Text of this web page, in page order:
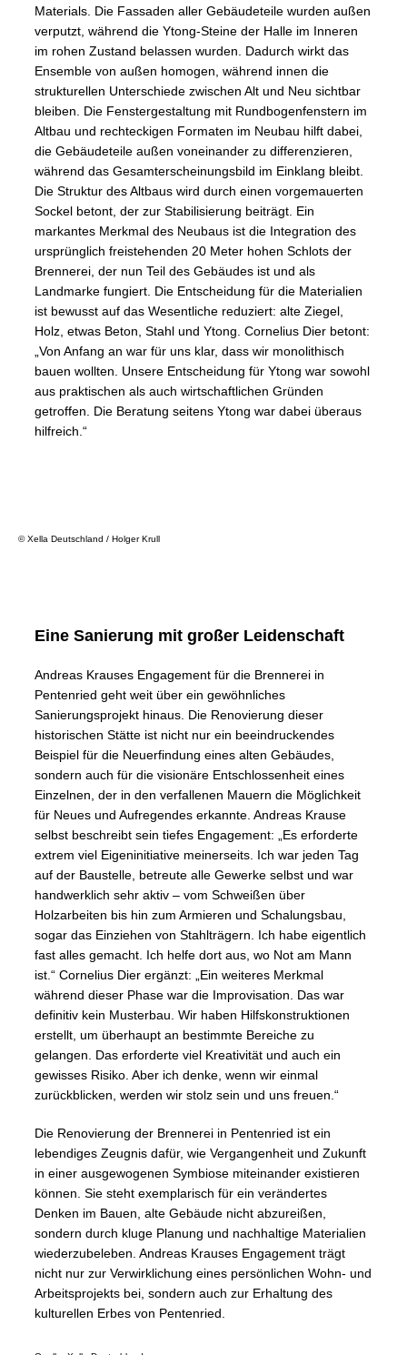
Materials. Die Fassaden aller Gebäudeteile wurden außen
verputzt, während die Ytong-Steine der Halle im Inneren
im rohen Zustand belassen wurden. Dadurch wirkt das
Ensemble von außen homogen, während innen die
strukturellen Unterschiede zwischen Alt und Neu sichtbar
bleiben. Die Fenstergestaltung mit Rundbogenfenstern im
Altbau und rechteckigen Formaten im Neubau hilft dabei,
die Gebäudeteile außen voneinander zu differenzieren,
während das Gesamterscheinungsbild im Einklang bleibt.
Die Struktur des Altbaus wird durch einen vorgemauerten
Sockel betont, der zur Stabilisierung beiträgt. Ein
markantes Merkmal des Neubaus ist die Integration des
ursprünglich freistehenden 20 Meter hohen Schlots der
Brennerei, der nun Teil des Gebäudes ist und als
Landmarke fungiert. Die Entscheidung für die Materialien
ist bewusst auf das Wesentliche reduziert: alte Ziegel,
Holz, etwas Beton, Stahl und Ytong. Cornelius Dier betont:
„Von Anfang an war für uns klar, dass wir monolithisch
bauen wollten. Unsere Entscheidung für Ytong war sowohl
aus praktischen als auch wirtschaftlichen Gründen
getroffen. Die Beratung seitens Ytong war dabei überaus
hilfreich.“
© Xella Deutschland / Holger Krull
Eine Sanierung mit großer Leidenschaft
Andreas Krauses Engagement für die Brennerei in
Pentenried geht weit über ein gewöhnliches
Sanierungsprojekt hinaus. Die Renovierung dieser
historischen Stätte ist nicht nur ein beeindruckendes
Beispiel für die Neuerfindung eines alten Gebäudes,
sondern auch für die visionäre Entschlossenheit eines
Einzelnen, der in den verfallenen Mauern die Möglichkeit
für Neues und Aufregendes erkannte. Andreas Krause
selbst beschreibt sein tiefes Engagement: „Es erforderte
extrem viel Eigeninitiative meinerseits. Ich war jeden Tag
auf der Baustelle, betreute alle Gewerke selbst und war
handwerklich sehr aktiv – vom Schweißen über
Holzarbeiten bis hin zum Armieren und Schalungsbau,
sogar das Einziehen von Stahlträgern. Ich habe eigentlich
fast alles gemacht. Ich helfe dort aus, wo Not am Mann
ist.“ Cornelius Dier ergänzt: „Ein weiteres Merkmal
während dieser Phase war die Improvisation. Das war
definitiv kein Musterbau. Wir haben Hilfskonstruktionen
erstellt, um überhaupt an bestimmte Bereiche zu
gelangen. Das erforderte viel Kreativität und auch ein
gewisses Risiko. Aber ich denke, wenn wir einmal
zurückblicken, werden wir stolz sein und uns freuen.“
Die Renovierung der Brennerei in Pentenried ist ein
lebendiges Zeugnis dafür, wie Vergangenheit und Zukunft
in einer ausgewogenen Symbiose miteinander existieren
können. Sie steht exemplarisch für ein verändertes
Denken im Bauen, alte Gebäude nicht abzureißen,
sondern durch kluge Planung und nachhaltige Materialien
wiederzubeleben. Andreas Krauses Engagement trägt
nicht nur zur Verwirklichung eines persönlichen Wohn- und
Arbeitsprojekts bei, sondern auch zur Erhaltung des
kulturellen Erbes von Pentenried.